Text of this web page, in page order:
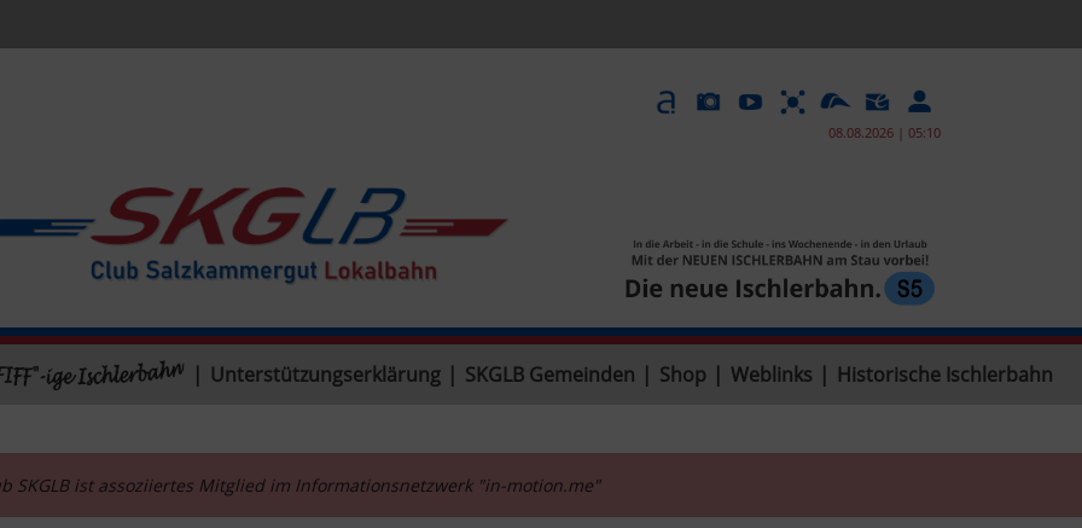
08.08.2026 | 05:10
Unterstützungserklärung SKGLB Gemeinden Shop Weblinks Historische Ischlerbahn
SKGLB ist assoziiertes Mitglied im Informationsnetzwerk "in-motion.me"